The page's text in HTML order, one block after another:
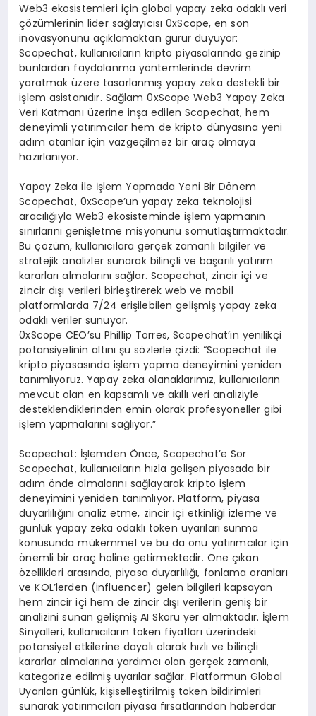
Web3 ekosistemleri için global yapay zeka odaklı veri
çözümlerinin lider sağlayıcısı 0xScope, en son
inovasyonunu açıklamaktan gurur duyuyor:
Scopechat, kullanıcıların kripto piyasalarında gezinip
bunlardan faydalanma yöntemlerinde devrim
yaratmak üzere tasarlanmış yapay zeka destekli bir
işlem asistanıdır. Sağlam 0xScope Web3 Yapay Zeka
Veri Katmanı üzerine inşa edilen Scopechat, hem
deneyimli yatırımcılar hem de kripto dünyasına yeni
adım atanlar için vazgeçilmez bir araç olmaya
hazırlanıyor.
Yapay Zeka ile İşlem Yapmada Yeni Bir Dönem
Scopechat, 0xScope’un yapay zeka teknolojisi
aracılığıyla Web3 ekosisteminde işlem yapmanın
sınırlarını genişletme misyonunu somutlaştırmaktadır.
Bu çözüm, kullanıcılara gerçek zamanlı bilgiler ve
stratejik analizler sunarak bilinçli ve başarılı yatırım
kararları almalarını sağlar. Scopechat, zincir içi ve
zincir dışı verileri birleştirerek web ve mobil
platformlarda 7/24 erişilebilen gelişmiş yapay zeka
odaklı veriler sunuyor.
0xScope CEO’su Phillip Torres, Scopechat’in yenilikçi
potansiyelinin altını şu sözlerle çizdi: “Scopechat ile
kripto piyasasında işlem yapma deneyimini yeniden
tanımlıyoruz. Yapay zeka olanaklarımız, kullanıcıların
mevcut olan en kapsamlı ve akıllı veri analiziyle
desteklendiklerinden emin olarak profesyoneller gibi
işlem yapmalarını sağlıyor.”
Scopechat: İşlemden Önce, Scopechat’e Sor
Scopechat, kullanıcıların hızla gelişen piyasada bir
adım önde olmalarını sağlayarak kripto işlem
deneyimini yeniden tanımlıyor. Platform, piyasa
duyarlılığını analiz etme, zincir içi etkinliği izleme ve
günlük yapay zeka odaklı token uyarıları sunma
konusunda mükemmel ve bu da onu yatırımcılar için
önemli bir araç haline getirmektedir. Öne çıkan
özellikleri arasında, piyasa duyarlılığı, fonlama oranları
ve KOL’lerden (influencer) gelen bilgileri kapsayan
hem zincir içi hem de zincir dışı verilerin geniş bir
analizini sunan gelişmiş AI Skoru yer almaktadır. İşlem
Sinyalleri, kullanıcıların token fiyatları üzerindeki
potansiyel etkilerine dayalı olarak hızlı ve bilinçli
kararlar almalarına yardımcı olan gerçek zamanlı,
kategorize edilmiş uyarılar sağlar. Platformun Global
Uyarıları günlük, kişiselleştirilmiş token bildirimleri
sunarak yatırımcıları piyasa fırsatlarından haberdar